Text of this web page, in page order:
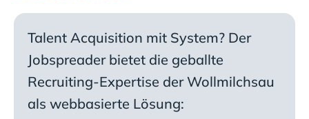
Talent Acquisition mit System? Der
Jobspreader bietet die geballte
Recruiting-Expertise der Wollmilchsau
als webbasierte Lösung: